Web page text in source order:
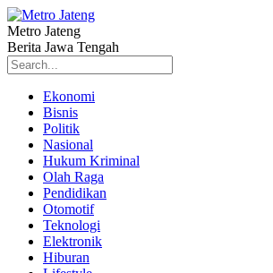
Metro Jateng
Berita Jawa Tengah
Ekonomi
Bisnis
Politik
Nasional
Hukum Kriminal
Olah Raga
Pendidikan
Otomotif
Teknologi
Elektronik
Hiburan